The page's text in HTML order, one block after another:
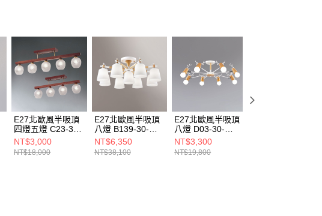
E27北歐風半吸頂
四燈五燈 C23-30-
21851 21852
NT$3,000
NT$18,000
E27北歐風半吸頂
八燈 B139-30-
21244A 21244B
NT$6,350
NT$38,100
E27北歐風半吸頂
八燈 D03-30-
21691B
NT$3,300
NT$19,800